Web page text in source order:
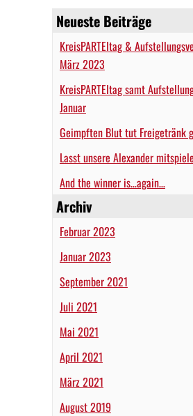
Neueste Beiträge
KreisPARTEItag &
März 2023
KreisPARTEItag samt
Januar
Geimpften Blut tut Freigetränk
Lasst unsere Alexander
And the winner is…again…
Archiv
Februar 2023
Januar 2023
September 2021
Juli 2021
Mai 2021
April 2021
März 2021
August 2019